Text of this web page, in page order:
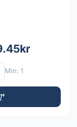
Min: 1